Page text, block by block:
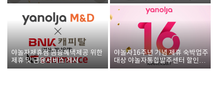
야놀자제휴점 금융혜택제공 위한
제휴 및 금융서비스 게시
야놀자16주년 기념 제휴 숙박업주
대상 야놀자통합발주센터 할인쿠
폰 증정